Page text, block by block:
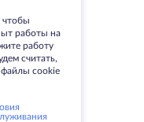
чтобы
работы на
работу
считать,
файлы cookie